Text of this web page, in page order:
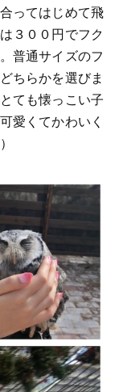
ってはじめて飛
３００円でフク
普通サイズのフ
ちらかを選びま
ても懐っこい子
愛くてかわいく